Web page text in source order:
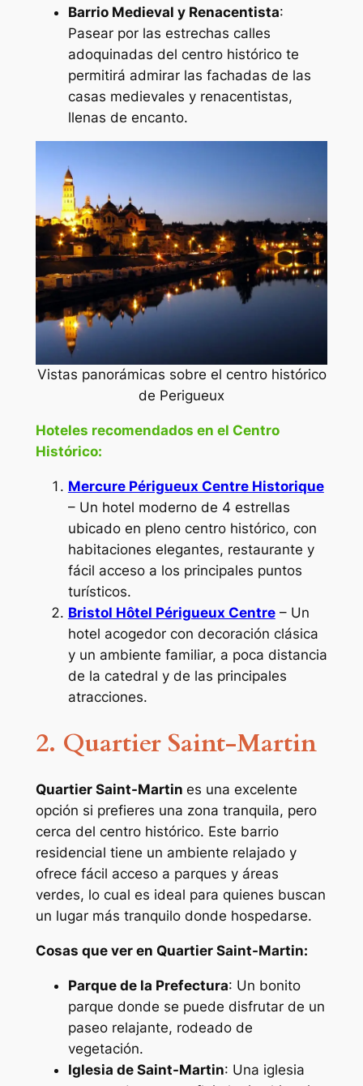
Barrio Medieval y Renacentista:
Pasear por las estrechas calles
adoquinadas del centro histórico te
permitirá admirar las fachadas de las
casas medievales y renacentistas,
llenas de encanto.
Vistas panorámicas sobre el centro histórico
de Perigueux
Hoteles recomendados en el Centro
Histórico:
Mercure Périgueux Centre Historique
– Un hotel moderno de 4 estrellas
ubicado en pleno centro histórico, con
habitaciones elegantes, restaurante y
fácil acceso a los principales puntos
turísticos.
Bristol Hôtel Périgueux Centre– Un
hotel acogedor con decoración clásica
y un ambiente familiar, a poca distancia
de la catedral y de las principales
atracciones.
2. Quartier Saint-Martin
Quartier Saint-Martin es una excelente
opción si prefieres una zona tranquila, pero
cerca del centro histórico. Este barrio
residencial tiene un ambiente relajado y
ofrece fácil acceso a parques y áreas
verdes, lo cual es ideal para quienes buscan
un lugar más tranquilo donde hospedarse.
Cosas que ver en Quartier Saint-Martin:
Parque de la Prefectura: Un bonito
parque donde se puede disfrutar de un
paseo relajante, rodeado de
vegetación.
Iglesia de Saint-Martin: Una iglesia